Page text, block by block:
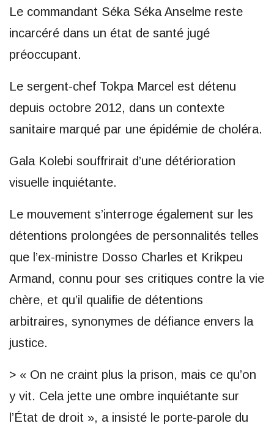
Le commandant Séka Séka Anselme reste
incarcéré dans un état de santé jugé
préoccupant.
Le sergent-chef Tokpa Marcel est détenu
depuis octobre 2012, dans un contexte
sanitaire marqué par une épidémie de choléra.
Gala Kolebi souffrirait d’une détérioration
visuelle inquiétante.
Le mouvement s’interroge également sur les
détentions prolongées de personnalités telles
que l’ex-ministre Dosso Charles et Krikpeu
Armand, connu pour ses critiques contre la vie
chère, et qu’il qualifie de détentions
arbitraires, synonymes de défiance envers la
justice.
> « On ne craint plus la prison, mais ce qu’on
y vit. Cela jette une ombre inquiétante sur
l’État de droit », a insisté le porte-parole du